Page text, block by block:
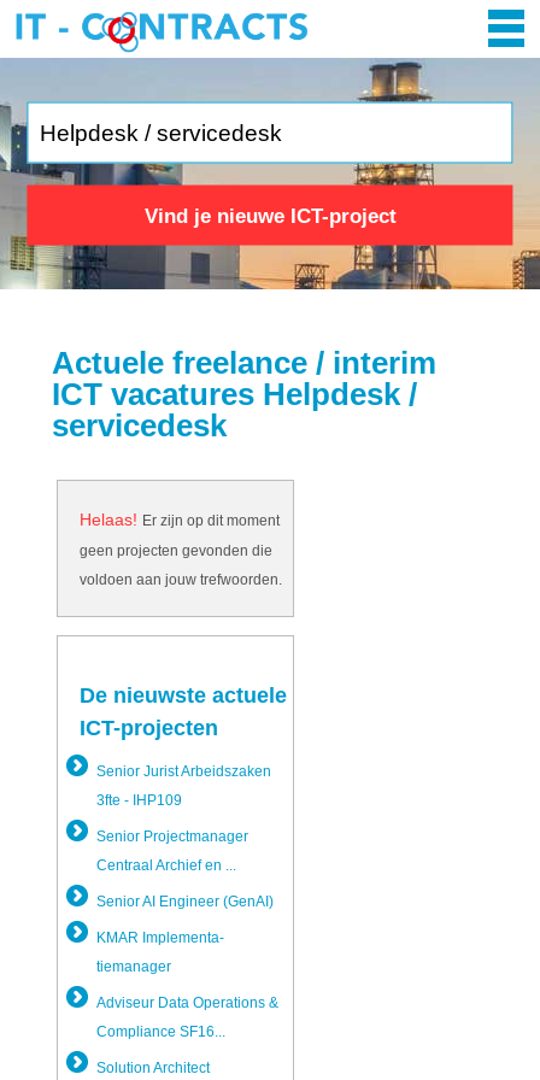
Vind je nieuwe ICT-project
Actuele freelance / interim
ICT vacatures Helpdesk /
servicedesk
Helaas! Er zijn op dit moment
geen projecten gevonden die
voldoen aan jouw trefwoorden.
De nieuwste actuele
ICT-projecten
Senior Jurist Arbeidszak­en
3fte - IHP109
Senior Projectman­ager
Centraal Archief en ...
Senior AI Engineer (GenAI)
KMAR Implementa­
tiemanager
Adviseur Data Operations &
Compliance SF16...
Solution Architect